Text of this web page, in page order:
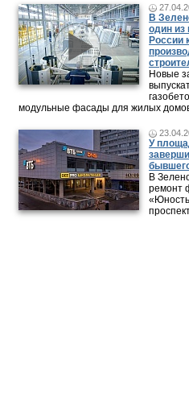
В
один из
России
Новые
модульные фасады для жилых
У
В
ремонт